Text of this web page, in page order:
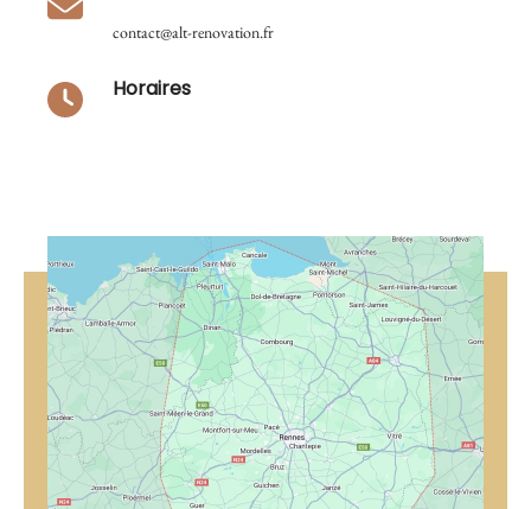
contact@alt-renovation.fr
Horaires